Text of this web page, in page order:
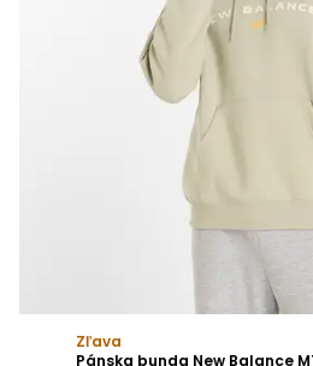
Zľava
Pánska bunda New Balance